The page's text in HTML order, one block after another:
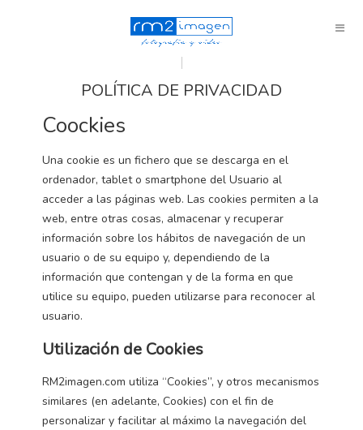
POLÍTICA DE PRIVACIDAD
Coockies
Una cookie es un fichero que se descarga en el
ordenador, tablet o smartphone del Usuario al
acceder a las páginas web. Las cookies permiten a la
web, entre otras cosas, almacenar y recuperar
información sobre los hábitos de navegación de un
usuario o de su equipo y, dependiendo de la
información que contengan y de la forma en que
utilice su equipo, pueden utilizarse para reconocer al
usuario.
Utilización de Cookies
RM2imagen.com utiliza “Cookies”, y otros mecanismos
similares (en adelante, Cookies) con el fin de
personalizar y facilitar al máximo la navegación del